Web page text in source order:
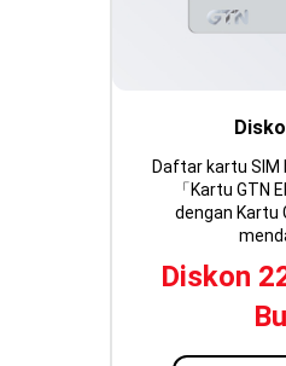
Daftar kartu SIM
「Kartu GTN
dengan Kartu
Diskon